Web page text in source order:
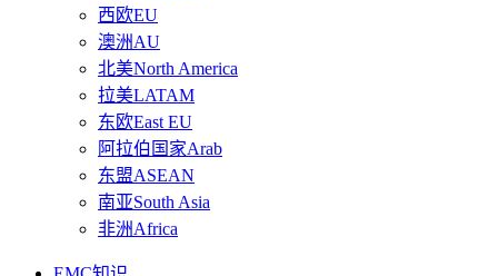
西欧EU
澳洲AU
北美North America
拉美LATAM
东欧East EU
阿拉伯国家Arab
东盟ASEAN
南亚South Asia
非洲Africa